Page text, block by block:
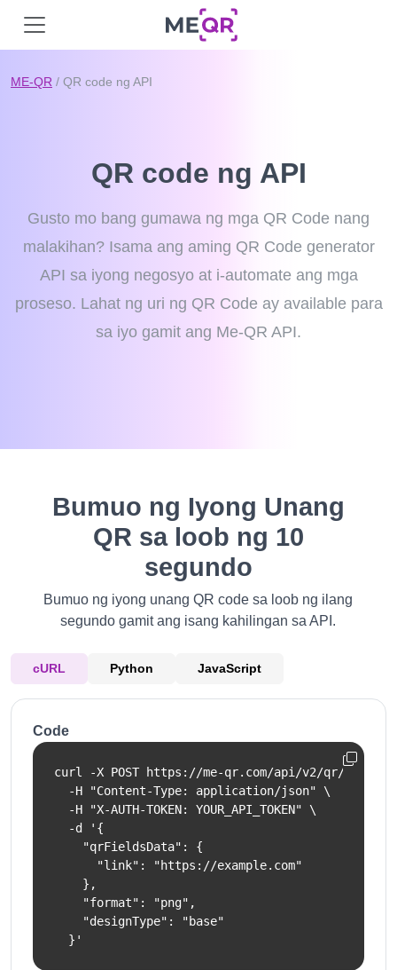
ME-QR / QR code ng API
QR code ng API
Gusto mo bang gumawa ng mga QR Code nang
malakihan? Isama ang aming QR Code generator
API sa iyong negosyo at i-automate ang mga
proseso. Lahat ng uri ng QR Code ay available para
sa iyo gamit ang Me-QR API.
Bumuo ng Iyong Unang
QR sa loob ng 10
segundo
Bumuo ng iyong unang QR code sa loob ng ilang
segundo gamit ang isang kahilingan sa API.
cURL Python JavaScript
Code
curl -X POST https://me-qr.com/api/v2/qr/link/
  -H "Content-Type: application/json" \
  -H "X-AUTH-TOKEN: YOUR_API_TOKEN" \
  -d '{
    "qrFieldsData": {
      "link": "https://example.com"
    },
    "format": "png",
    "designType": "base"
  }'